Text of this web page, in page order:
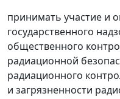
принимать участие и
государственного
общественного
радиационной
радиационного
и загрязненности